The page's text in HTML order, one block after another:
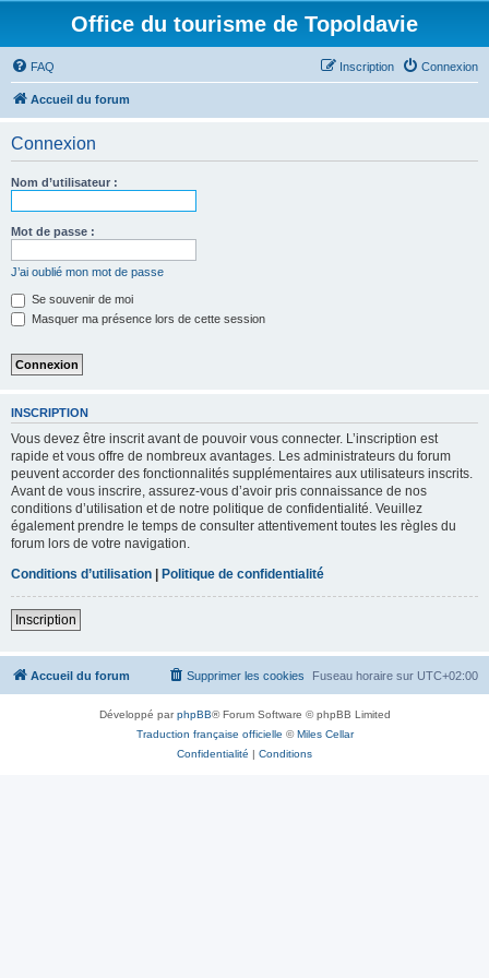
Office du tourisme de Topoldavie
FAQ Connexion
Inscription
Accueil du forum
Connexion
Nom d’utilisateur :
Mot de passe :
J’ai oublié mon mot de passe
Se souvenir de moi
Masquer ma présence lors de cette session
INSCRIPTION
Vous devez être inscrit avant de pouvoir vous connecter. L’inscription est
rapide et vous offre de nombreux avantages. Les administrateurs du forum
peuvent accorder des fonctionnalités supplémentaires aux utilisateurs inscrits.
Avant de vous inscrire, assurez-vous d’avoir pris connaissance de nos
conditions d’utilisation et de notre politique de confidentialité. Veuillez
également prendre le temps de consulter attentivement toutes les règles du
forum lors de votre navigation.
Conditions d’utilisation | Politique de confidentialité
Inscription
Accueil du forum Fuseau horaire sur UTC+02:00
Supprimer les cookies
Développé parphpBB® Forum Software © phpBB Limited
Traduction française officielle ©Miles Cellar
Confidentialité | Conditions